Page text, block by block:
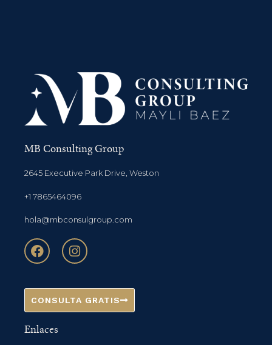
MB Consulting Group
2645 Executive Park Drive, Weston
+1 7865464096
hola@mbconsulgroup.com
CONSULTA GRATIS
Enlaces